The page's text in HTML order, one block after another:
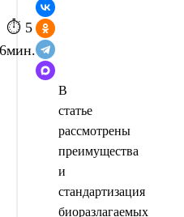
⏱ 5
мин.
В
статье
рассмотрены
преимущества
и
стандартизация
биоразлагаемых